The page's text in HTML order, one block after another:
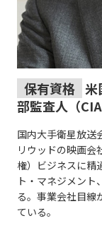
保有資格 米
部監査人（
国内大手衛星放送
リウッドの映画会
権）ビジネスに精
ト・マネジメン
る。事業会社目線
ている。